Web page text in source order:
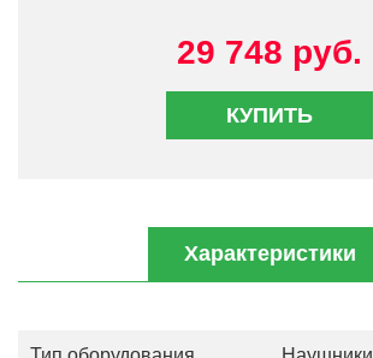
29 748 руб.
КУПИТЬ
Характеристики